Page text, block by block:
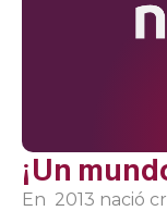
¡Un
En 2013 nació